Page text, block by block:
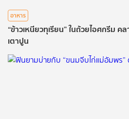
อาหาร
“ข้าวเหนียวทุเรียน” ในถ้วยไอศกรีม ค
เตาปูน